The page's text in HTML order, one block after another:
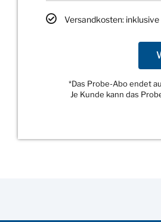
Versandkosten: inklusive
*Das Probe-Abo endet
Je Kunde kann das